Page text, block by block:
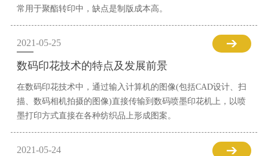
常用于聚酯转印中，缺点是制版成本高。
2021-05-25
数码印花技术的特点及发展前景
在数码印花技术中，通过输入计算机的图像(包括CAD设计、扫
描、数码相机拍摄的图像)直接传输到数码喷墨印花机上，以喷
墨打印方式直接在各种纺织品上形成图案。
2021-05-24